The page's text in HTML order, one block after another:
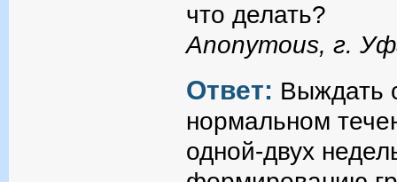
что делать?
Anonymous, г.
Ответ: Выждать
нормальном
одной-двух